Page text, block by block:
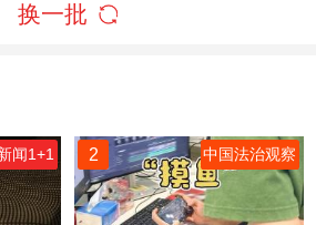
换一批
闻1+1 2 中国法治观察